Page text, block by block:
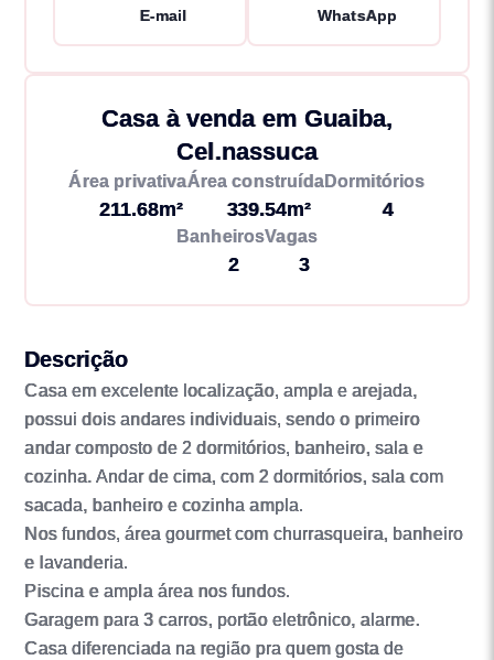
E-mail WhatsApp
Casa à venda em Guaiba,
Cel.nassuca
Área privativa
211.68m²
Área construída
339.54m²
Dormitórios
4
Banheiros
2
Vagas
3
Descrição
Casa em excelente localização, ampla e arejada,
possui dois andares individuais, sendo o primeiro
andar composto de 2 dormitórios, banheiro, sala e
cozinha. Andar de cima, com 2 dormitórios, sala com
sacada, banheiro e cozinha ampla.
Nos fundos, área gourmet com churrasqueira, banheiro
e lavanderia.
Piscina e ampla área nos fundos.
Garagem para 3 carros, portão eletrônico, alarme.
Casa diferenciada na região pra quem gosta de